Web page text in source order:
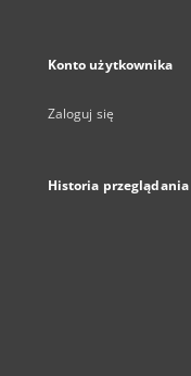
Konto użytkownika
Zaloguj się
Historia przeglądania